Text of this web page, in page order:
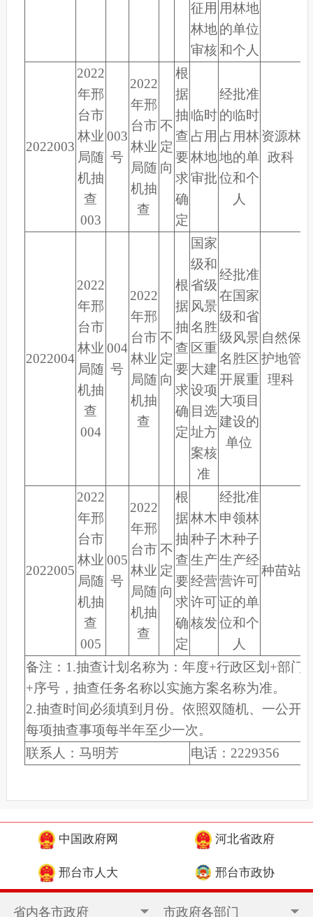
征用
林地
审核
用林地
的单位
和个人
2022003
2022
年邢
台市
林业
局随
机抽
查
003
003
号
2022
年邢
台市
林业
局随
机抽
查
不
定
向
根
据
抽
查
要
求
确
定
临时
占用
林地
审批
经批准
的临时
占用林
地的单
位和个
人
资源林
政科
2022004
2022
年邢
台市
林业
局随
机抽
查
004
004
号
2022
年邢
台市
林业
局随
机抽
查
不
定
向
根
据
抽
查
要
求
确
定
国家
级和
省级
风景
名胜
区重
大建
设项
目选
址方
案核
准
经批准
在国家
级和省
级风景
名胜区
开展重
大项目
建设的
单位
自然保
护地管
理科
2022005
2022
年邢
台市
林业
局随
机抽
查
005
005
号
2022
年邢
台市
林业
局随
机抽
查
不
定
向
根
据
抽
查
要
求
确
定
林木
种子
生产
经营
许可
核发
经批准
申领林
木种子
生产经
营许可
证的单
位和个
人
种苗站
备注： 1.抽查计划名称为：年度+行政区划+部门
+序号，抽查任务名称以实施方案名称为准。
2.抽查时间必须填到月份。依照双随机、一公开
每项抽查事项每半年至少一次。
联系人：马明芳
电话： 2229356
中国政府网 河北省政府
邢台市人大 邢台市政协
省内各市政府 市政府各部门